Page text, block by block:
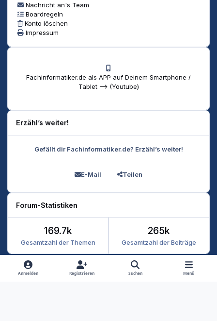
Nachricht an's Team
Boardregeln
Konto löschen
Impressum
Fachinformatiker.de als APP auf Deinem Smartphone /
Tablet --> (Youtube)
Erzähl’s weiter!
Gefällt dir Fachinformatiker.de? Erzähl’s weiter!
E-Mail Teilen
Forum-Statistiken
Gesamtzahl der Themen
169.7k
Gesamtzahl der Beiträge
265k
Heller Modus
Dunkler Modus
Systemeinstellung
Anmelden Registrieren Suchen Menü